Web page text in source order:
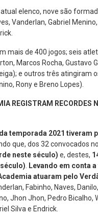
elenco, nove são
Vanderlan, Gabriel
mais de 400 jogos; seis
Marcos Rocha, Gustavo
e outros três atingiram
Rony e Breno Lopes).
REGISTRAM RECORDES
temporada 2021 tiveram
que, dos 32 convocados
neste século) e, destes,
Levando em conta
atuaram pelo
Fabinho, Naves,
Jhon Jhon, Pedro Bicalho,
Silva e Endrick.